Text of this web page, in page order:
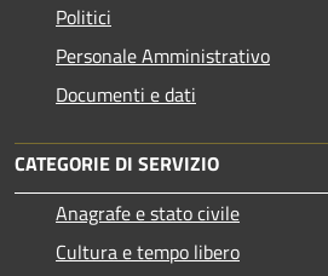
Politici
Personale Amministrativo
Documenti e dati
CATEGORIE DI SERVIZIO
Anagrafe e stato civile
Cultura e tempo libero